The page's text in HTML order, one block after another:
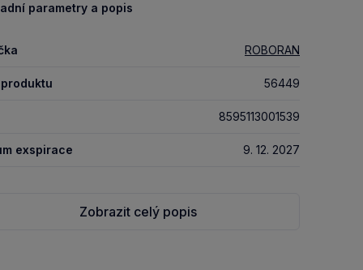
parametry a popis
ROBORAN
56449
8595113001539
exspirace 9. 12. 2027
Zobrazit celý popis